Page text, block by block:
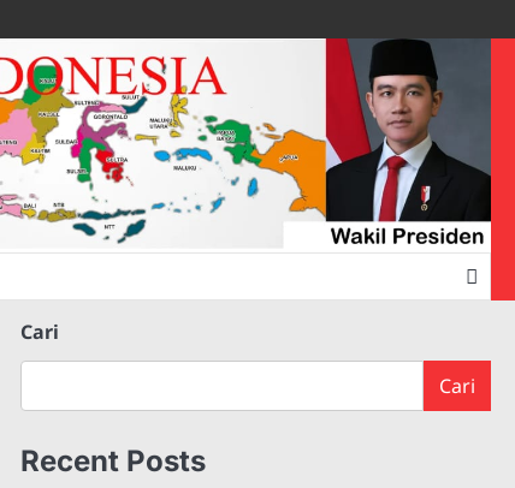
Cari
Cari
Recent Posts